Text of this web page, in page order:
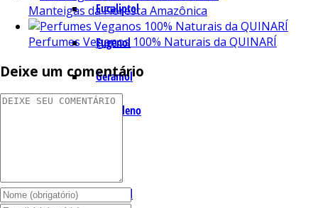
Eucaliptol
Eugenol
Geraniol
Humuleno
Lemonal
Manteigas da Floresta Amazônica
Perfumes Veganos 100% Naturais da QUINARÍ
Deixe um comentário